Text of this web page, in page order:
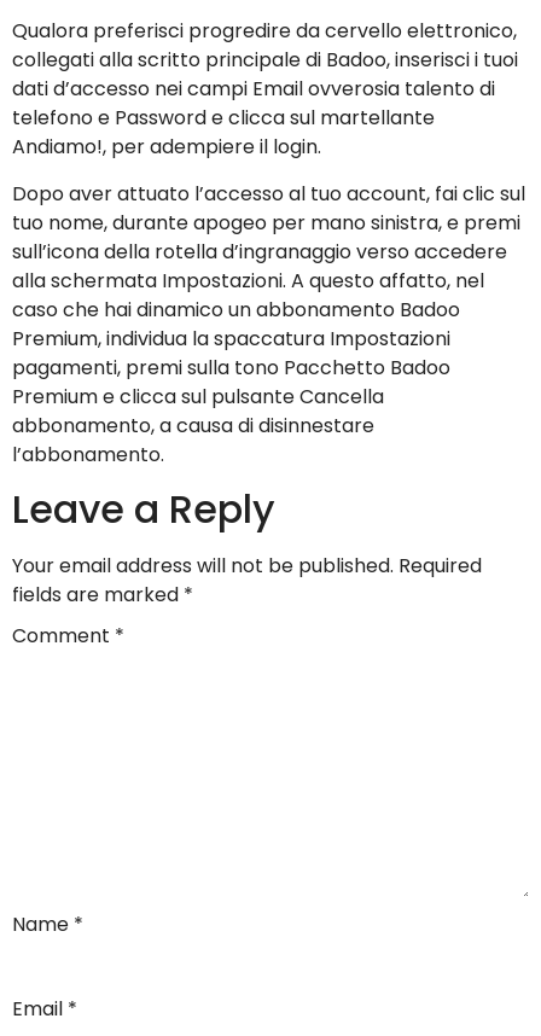
Qualora preferisci progredire da cervello elettronico,
collegati alla scritto principale di Badoo, inserisci i tuoi
dati d’accesso nei campi Email ovverosia talento di
telefono e Password e clicca sul martellante
Andiamo!, per adempiere il login.
Dopo aver attuato l’accesso al tuo account, fai clic sul
tuo nome, durante apogeo per mano sinistra, e premi
sull’icona della rotella d’ingranaggio verso accedere
alla schermata Impostazioni. A questo affatto, nel
caso che hai dinamico un abbonamento Badoo
Premium, individua la spaccatura Impostazioni
pagamenti, premi sulla tono Pacchetto Badoo
Premium e clicca sul pulsante Cancella
abbonamento, a causa di disinnestare
l’abbonamento.
Leave a Reply
Your email address will not be published. Required
fields are marked *
Comment *
Name *
Email *